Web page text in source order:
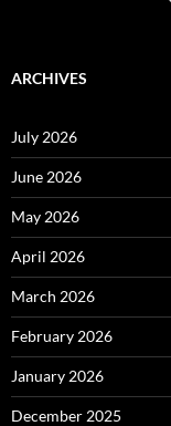
ARCHIVES
July 2026
June 2026
May 2026
April 2026
March 2026
February 2026
January 2026
December 2025